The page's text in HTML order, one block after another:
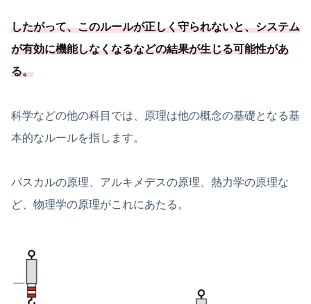
したがって、このルールが正しく守られないと、システム
が有効に機能しなくなるなどの結果が生じる可能性があ
る。
科学などの他の科目では、原理は他の概念の基礎となる基
本的なルールを指します。
パスカルの原理、アルキメデスの原理、熱力学の原理な
ど、物理学の原理がこれにあたる。